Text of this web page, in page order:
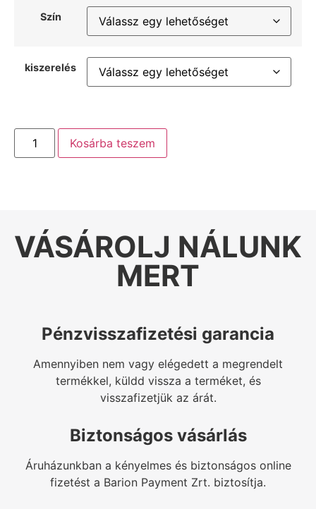
Szín
kiszerelés
Kosárba teszem
VÁSÁROLJ NÁLUNK
MERT
Pénzvisszafizetési garancia
Amennyiben nem vagy elégedett a megrendelt
termékkel, küldd vissza a terméket, és
visszafizetjük az árát.
Biztonságos vásárlás
Áruházunkban a kényelmes és biztonságos online
fizetést a Barion Payment Zrt. biztosítja.